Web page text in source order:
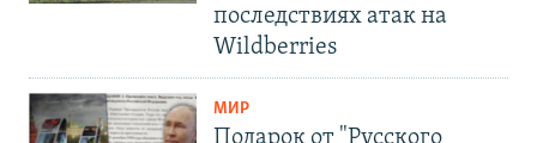
последствиях атак на
Wildberries
МИР